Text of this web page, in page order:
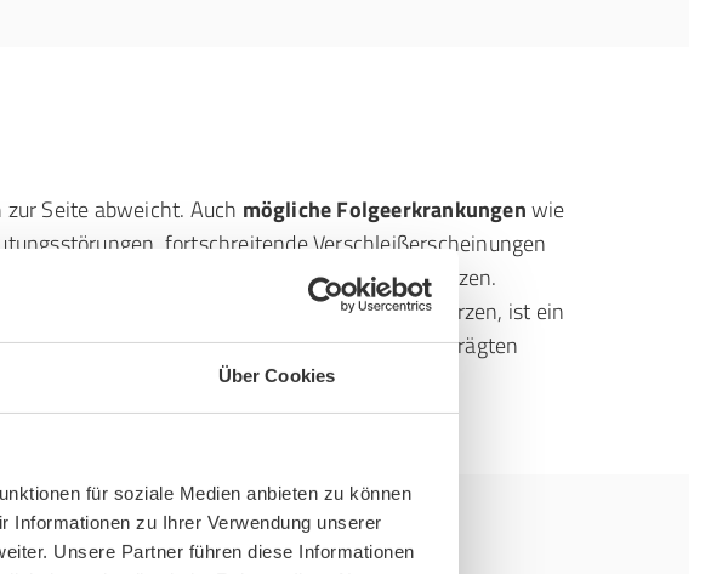
Über Cookies
für soziale Medien anbieten zu können
Informationen zu Ihrer Verwendung unserer
Unsere Partner führen diese Informationen
zur Seite abweicht. Auch mögliche Folgeerkrankungenwie
fortschreitende Verschleißerscheinungen
sind nicht zu unterschätzen.
es bei einem Hallux valgus zu dauerhaften Schmerzen, ist ein
ebenso unerlässlich wie bei einer sehr ausgeprägten